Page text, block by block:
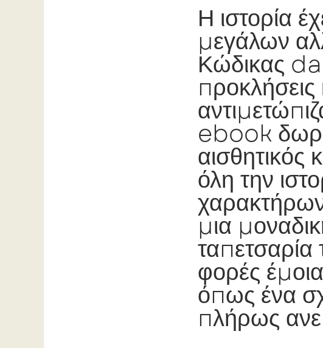
Η ιστορία
μεγάλων
Κώδικας
ebook
αισθητικός
όλη την
μια
φορές
όπως ένα
πλήρως